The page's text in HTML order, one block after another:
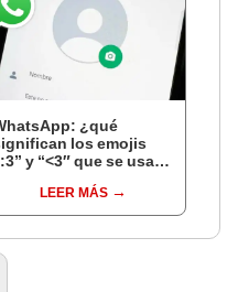
¿qué
los emojis
y “<3″ que se usan
LEER MÁS